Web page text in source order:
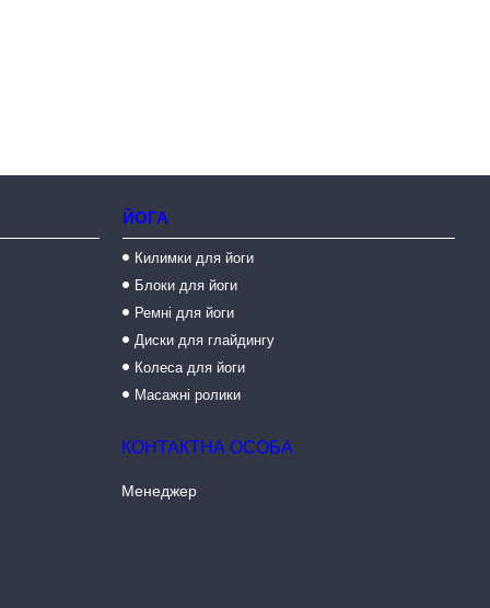
ЙОГА
Килимки для йоги
Блоки для йоги
Ремні для йоги
Диски для глайдингу
Колеса для йоги
Масажні ролики
Менеджер